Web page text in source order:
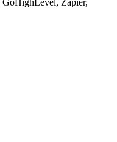
Zapier,